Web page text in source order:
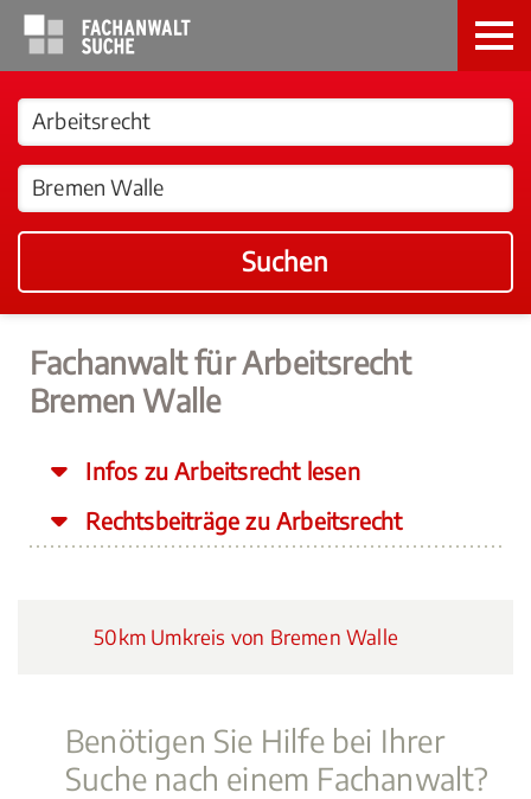
Suchen
Fachanwalt für Arbeitsrecht
Bremen Walle
Infos zu Arbeitsrecht lesen
Rechtsbeiträge zu Arbeitsrecht
50km Umkreis von Bremen Walle
Benötigen Sie Hilfe bei Ihrer
Suche nach einem Fachanwalt?